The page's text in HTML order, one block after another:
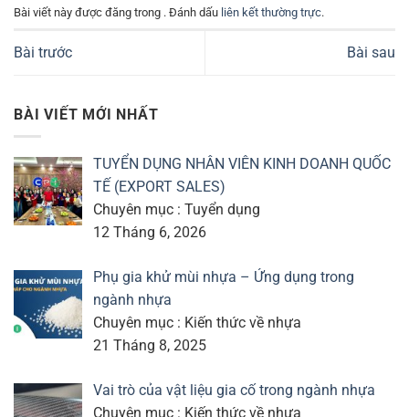
Bài viết này được đăng trong . Đánh dấu liên kết thường trực.
Bài trước Bài sau
BÀI VIẾT MỚI NHẤT
TUYỂN DỤNG NHÂN VIÊN KINH DOANH QUỐC
TẾ (EXPORT SALES)
Chuyên mục : Tuyển dụng
12 Tháng 6, 2026
Phụ gia khử mùi nhựa – Ứng dụng trong
ngành nhựa
Chuyên mục : Kiến thức về nhựa
21 Tháng 8, 2025
Vai trò của vật liệu gia cố trong ngành nhựa
Chuyên mục : Kiến thức về nhựa